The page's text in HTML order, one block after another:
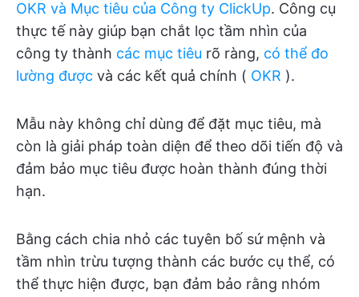
OKR và Mục tiêu của Công ty ClickUp. Công cụ
thực tế này giúp bạn chắt lọc tầm nhìn của
công ty thành các mục tiêu rõ ràng, có thể đo
lường được và các kết quả chính ( OKR ).
Mẫu này không chỉ dùng để đặt mục tiêu, mà
còn là giải pháp toàn diện để theo dõi tiến độ và
đảm bảo mục tiêu được hoàn thành đúng thời
hạn.
Bằng cách chia nhỏ các tuyên bố sứ mệnh và
tầm nhìn trừu tượng thành các bước cụ thể, có
thể thực hiện được, bạn đảm bảo rằng nhóm